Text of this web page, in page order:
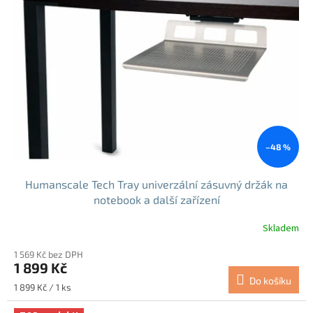
–48 %
Humanscale Tech Tray univerzální zásuvný držák na
notebook a další zařízení
produktu
je
4,0
5
Skladem
1 569 Kč bez DPH
1 899 Kč
Měrná
cena:
1 899 Kč / 1 ks
Do košíku